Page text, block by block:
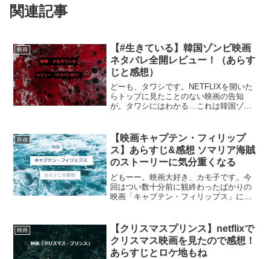
関連記事
映画
【#生きている】韓国ゾンビ映画
ネタバレ全開レビュー！（あらす
じと感想）
どーも、タワシです。NETFLIXを開いた
らトップに見たことのない映画の告知
が。タワシにはわかる…これは韓国ゾン
とゾンビ見ただけで大体どこで制作され
たかわかってきますよ...
映画
【映画キャプテン・フィリップ
ス】あらすじ&感想 ソマリア海賊
のストーリーに気分重くなる
どもーー。映画大好き、カモ子です。今
回はつい数十分前に観終わったばかりの
映画「キャプテン・フィリップス」につ
かった・・・！でも凄かった 実話！！キ
ャプテン・フィリップ...
映画
【クリスマスプリンス】netflixで
クリスマス映画を見たので感想！
あらすじとロケ地もね